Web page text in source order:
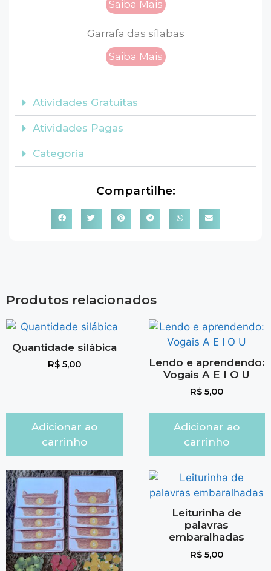
Saiba Mais
Garrafa das sílabas
Saiba Mais
Atividades Gratuitas
Atividades Pagas
Categoria
Compartilhe:
Produtos relacionados
Quantidade silábica
R$5,00
Adicionar ao
carrinho
Lendo e aprendendo:
Vogais A E I O U
R$ 5,00
Adicionar ao
carrinho
Leiturinha de
palavras
embaralhadas
R$ 5,00